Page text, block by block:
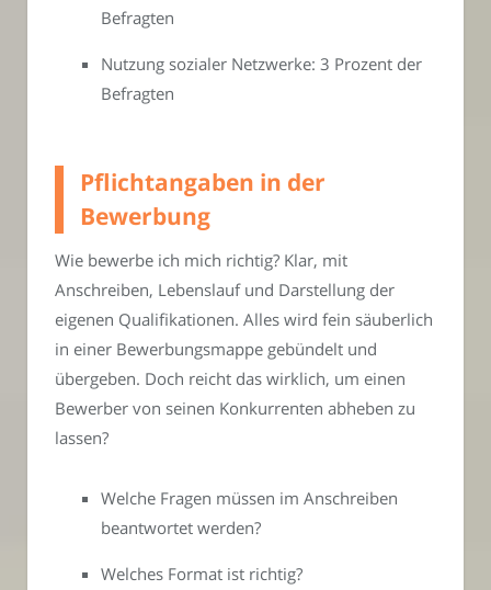
Befragten
Nutzung sozialer Netzwerke: 3 Prozent der
Befragten
Pflichtangaben in der
Bewerbung
Wie bewerbe ich mich richtig? Klar, mit
Anschreiben, Lebenslauf und Darstellung der
eigenen Qualifikationen. Alles wird fein säuberlich
in einer Bewerbungsmappe gebündelt und
übergeben. Doch reicht das wirklich, um einen
Bewerber von seinen Konkurrenten abheben zu
lassen?
Welche Fragen müssen im Anschreiben
beantwortet werden?
Welches Format ist richtig?